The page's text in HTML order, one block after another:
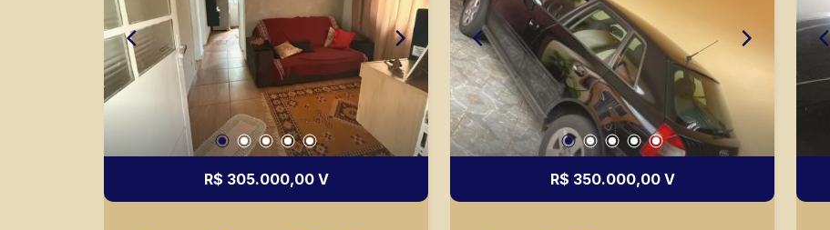
R$ 305.000,00 V R$ 350.000,00 V